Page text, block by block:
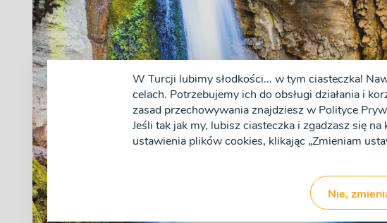
❮
W Turcji lubimy słodkości... w tym ciasteczka!
celach. Potrzebujemy ich do obsługi działania i
zasad przechowywania znajdziesz w Polityce
Jeśli tak jak my, lubisz ciasteczka i zgadzasz się
ustawienia plików cookies, klikając „Zmieniam
Nie,